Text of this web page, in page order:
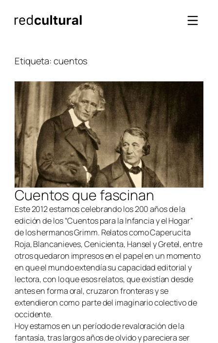
Etiqueta:cuentos
Cuentos que fascinan
Este 2012 estamos celebrando los 200 años de la
edición de los “Cuentos para la Infancia y el Hogar”
de los hermanos Grimm. Relatos comoCaperucita
Roja,Blancanieves,Cenicienta, Hansel y Gretel, entre
otros quedaron impresos en el papel en un momento
en que el mundo extendía su capacidad editorial y
lectora, con lo que esos relatos, que existían desde
antes en forma oral, cruzaron fronteras y se
extendieron como parte del imaginario colectivo de
occidente.
Hoy estamos en un período de revaloración de la
fantasía, tras largos años de olvido y pareciera ser